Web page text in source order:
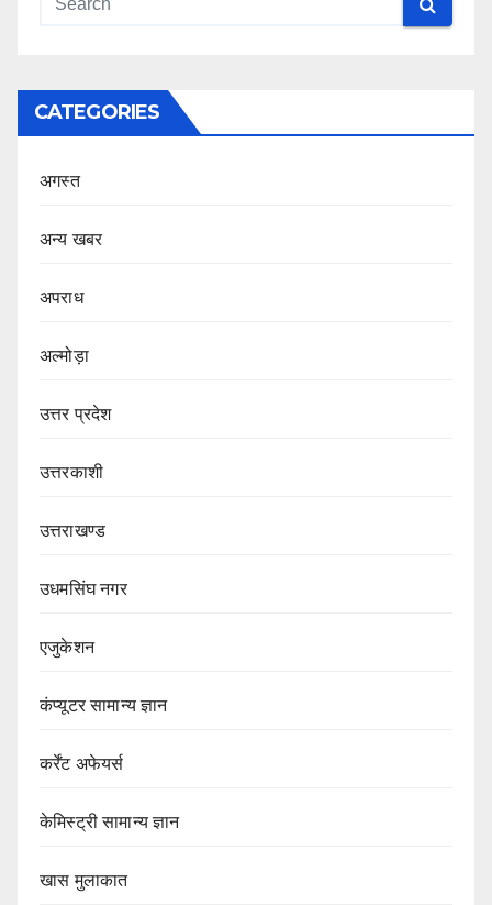
CATEGORIES
अगस्त
अन्य खबर
अपराध
अल्मोड़ा
उत्तर प्रदेश
उत्तरकाशी
उत्तराखण्ड
उधमसिंघ नगर
एजुकेशन
कंप्यूटर सामान्य ज्ञान
कर्रेंट अफेयर्स
केमिस्ट्री सामान्य ज्ञान
खास मुलाकात